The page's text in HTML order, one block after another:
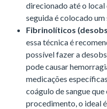
direcionado até o
seguida é colocado um
Fibrinolíticos
essa técnica é
possível fazer a
pode causar
medicações
coágulo de sangue
procedimento, o ideal